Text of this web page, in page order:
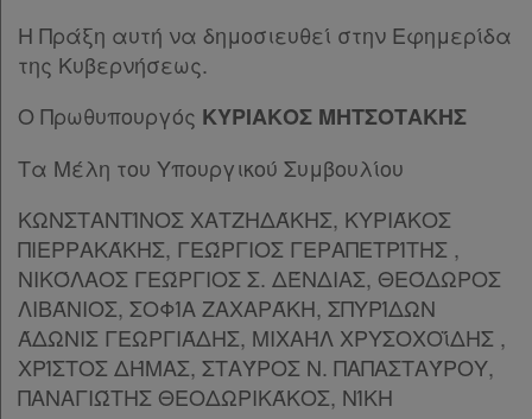
Η Πράξη αυτή να δημοσιευθεί στην Εφημερίδα
της Κυβερνήσεως.
Ο Πρωθυπουργός ΚΥΡΙΑΚΟΣ ΜΗΤΣΟΤΑΚΗΣ
Τα Μέλη του Υπουργικού Συμβουλίου
ΚΩΝΣΤΑΝΤΊΝΟΣ ΧΑΤΖΗΔΆΚΗΣ, ΚΥΡΙΆΚΟΣ
ΠΙΕΡΡΑΚΆΚΗΣ, ΓΕΏΡΓΙΟΣ ΓΕΡΑΠΕΤΡΊΤΗΣ ,
ΝΙΚΌΛΑΟΣ ΓΕΏΡΓΙΟΣ Σ. ΔΈΝΔΙΑΣ, ΘΕΌΔΩΡΟΣ
ΛΙΒΆΝΙΟΣ, ΣΟΦΊΑ ΖΑΧΑΡΆΚΗ, ΣΠΥΡΊΔΩΝ
ΆΔΩΝΙΣ ΓΕΩΡΓΙΆΔΗΣ, ΜΙΧΑΉΛ ΧΡΥΣΟΧΟΐΔΗΣ ,
ΧΡΊΣΤΟΣ ΔΉΜΑΣ, ΣΤΑΎΡΟΣ Ν. ΠΑΠΑΣΤΑΎΡΟΥ,
ΠΑΝΑΓΙΏΤΗΣ ΘΕΟΔΩΡΙΚΆΚΟΣ, ΝΊΚΗ